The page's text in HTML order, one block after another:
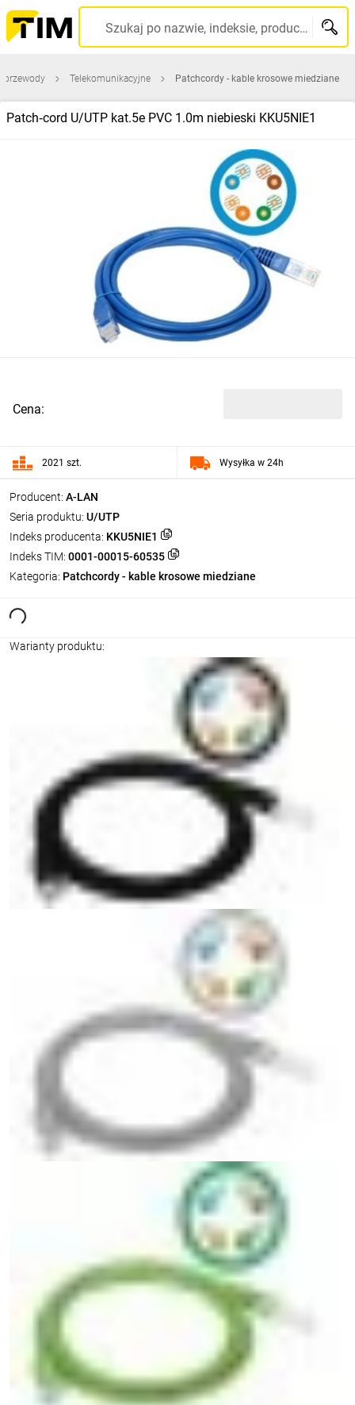
Szukaj po nazwie, indeksie, producencie, kodzie kreskowym...
przewody Telekomunikacyjne Patchcordy - kable krosowe miedziane
Patch‑cord U/UTP kat.5e PVC 1.0m niebieski KKU5NIE1
Producent: A-LAN
Seria produktu: U/UTP
Indeks producenta: KKU5NIE1
Indeks TIM: 0001-00015-60535
Kategoria: Patchcordy - kable krosowe miedziane
Warianty produktu:
Cena:
2021 szt. Wysyłka w 24h